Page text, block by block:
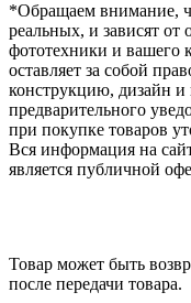
*Обращаем внимание,
реальных, и зависят от
фототехники и вашего
оставляет за собой
конструкцию, дизайн и
предварительного
при покупке товаров
Вся информация на
является публичной
Товар может быть
после передачи товара.